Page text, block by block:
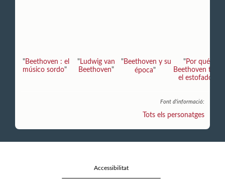
"Beethoven : el
músico sordo"
"Ludwig van
Beethoven"
"Beethoven y su
época"
"Por qué
Beethoven tiró
el estofado
Font d'informació:
Tots els personatges
Accessibilitat